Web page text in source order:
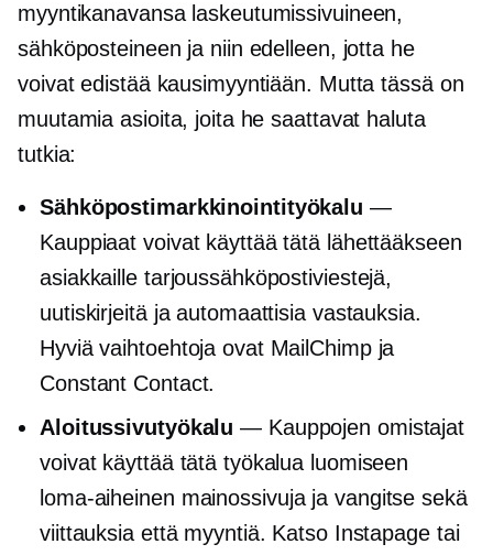
myyntikanavansa laskeutumissivuineen,
sähköposteineen ja niin edelleen, jotta he
voivat edistää kausimyyntiään. Mutta tässä on
muutamia asioita, joita he saattavat haluta
tutkia:
Sähköpostimarkkinointityökalu —
Kauppiaat voivat käyttää tätä lähettääkseen
asiakkaille tarjoussähköpostiviestejä,
uutiskirjeitä ja automaattisia vastauksia.
Hyviä vaihtoehtoja ovat MailChimp ja
Constant Contact.
Aloitussivutyökalu — Kauppojen omistajat
voivat käyttää tätä työkalua luomiseen
loma-aiheinen mainossivuja ja vangitse sekä
viittauksia että myyntiä. Katso Instapage tai